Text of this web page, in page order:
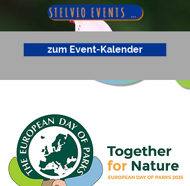
STELVIO EVENTS ...
zum Event-Kalender